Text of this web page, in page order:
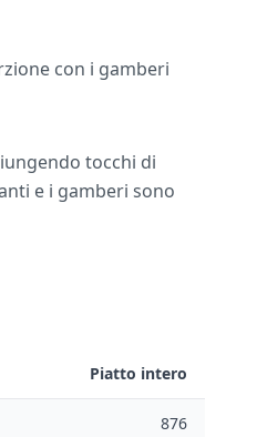
con i gamberi
tocchi di
e i gamberi sono
Piatto intero
876